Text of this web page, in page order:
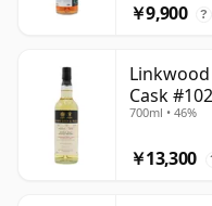
￥9,900 ?
Cask
700ml • 46%
￥13,300